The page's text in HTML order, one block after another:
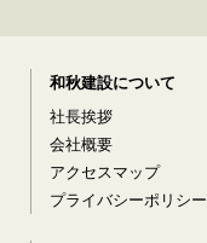
和秋建設について
社長挨拶
会社概要
アクセスマップ
プライバシーポリシー